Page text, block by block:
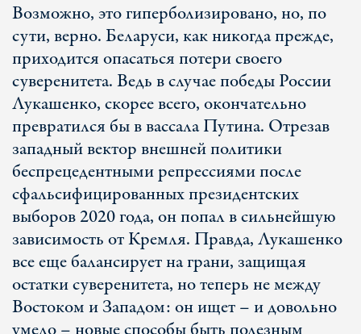
Возможно, это гиперболизировано, но, по
сути, верно. Беларуси, как никогда прежде,
приходится опасаться потери своего
суверенитета. Ведь в случае победы России
Лукашенко, скорее всего, окончательно
превратился бы в вассала Путина. Отрезав
западный вектор внешней политики
беспрецедентными репрессиями после
сфальсифицированных президентских
выборов 2020 года, он попал в сильнейшую
зависимость от Кремля. Правда, Лукашенко
все еще балансирует на грани, защищая
остатки суверенитета, но теперь не между
Востоком и Западом: он ищет – и довольно